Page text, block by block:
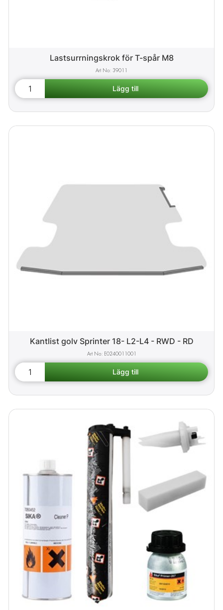
Lastsurrningskrok för T-spår M8
39011
Kantlist golv Sprinter 18- L2-L4 - RWD - RD
E0240011001